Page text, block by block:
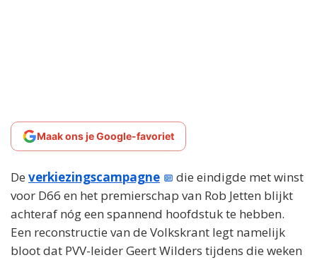
Maak ons je Google-favoriet
De verkiezingscampagne
die eindigde met winst
voor D66 en het premierschap van Rob Jetten blijkt
achteraf nóg een spannend hoofdstuk te hebben.
Een reconstructie van de Volkskrant legt namelijk
bloot dat PVV-leider Geert Wilders tijdens die weken